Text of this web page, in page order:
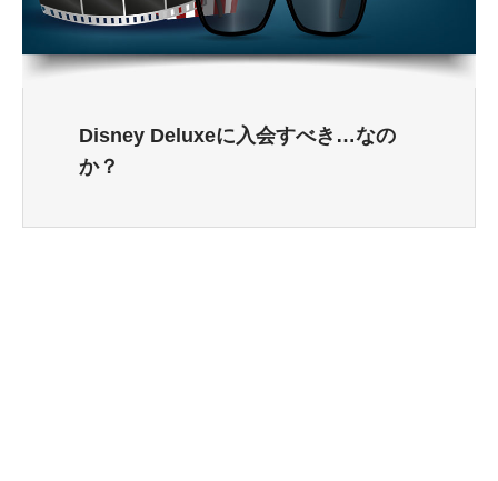
Disney Deluxeに入会すべき…なの
か？